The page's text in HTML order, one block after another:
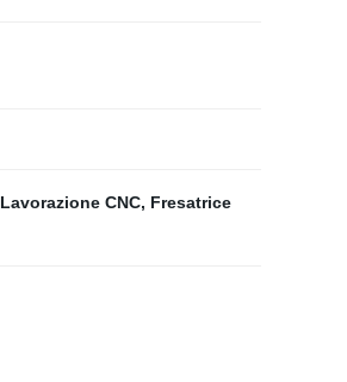
Lavorazione CNC, Fresatrice